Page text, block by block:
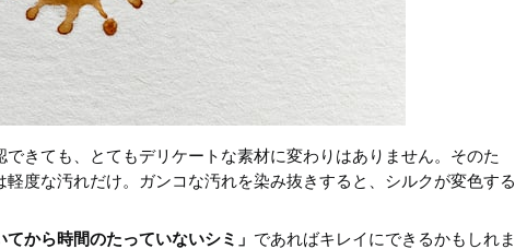
できても、とてもデリケートな素材に変わりはありません。そのた
度な汚れだけ。ガンコな汚れを染み抜きすると、シルクが変色する
てから時間のたっていないシミ」 であればキレイにできるかもしれま